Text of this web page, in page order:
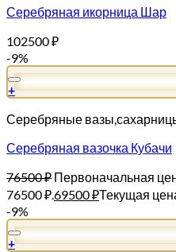
Серебряная икорница Шар
102500₽
-9%
+
Серебряные
Серебряная вазочка Кубачи
76500₽ Первоначальная
76500 ₽.69500₽Текущая
-9%
+